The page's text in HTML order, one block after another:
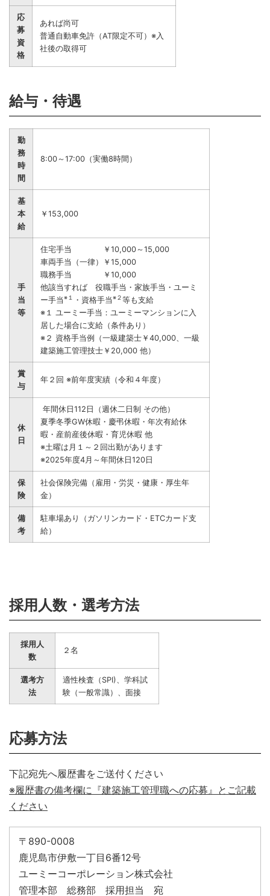
応
募
資
格
あれば尚可
普通自動車免許（AT限定不可）※入
社後の取得可
給与・待遇
勤
務
時
間
8:00～17:00（実働8時間）
基
本
給
￥153,000
手
当
等
住宅手当 ￥10,000～15,000
車両手当（一律）￥15,000
職務手当 ￥10,000
他該当すれば 役職手当・家族手当・ユーミ
ー手当※１ ・資格手当※２等も支給
※１ ユーミー手当：ユーミーマンションに入
居した場合に支給（条件あり）
※２ 資格手当例（一級建築士￥40,000、一級
建築施工管理技士￥20,000 他）
賞
与
年２回 ※前年度実績（令和４年度）
休
日
年間休日112日（週休二日制 その他）
夏季冬季GW休暇・慶弔休暇・年次有給休
暇・産前産後休暇・育児休暇 他
※土曜は月１～２回出勤があります
※2025年度4月～年間休日120日
保
険
社会保険完備（雇用・労災・健康・厚生年
金）
備
考
駐車場あり（ガソリンカード・ETCカード支
給）
採用人数・選考方法
採用人
数
２名
選考方
法
適性検査（SPI)、学科試
験（一般常識）、面接
応募方法
下記宛先へ履歴書をご送付ください
※履歴書の備考欄に『建築施工管理職への応募』とご記載
ください
〒890-0008
鹿児島市伊敷一丁目6番12号
ユーミーコーポレーション株式会社
管理本部 総務部 採用担当 宛